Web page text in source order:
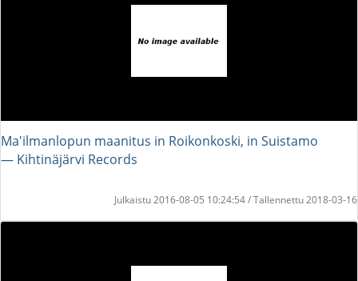
Ma'ilmanlopun maanitus in Roikonkoski, in Suistamo
― Kihtinäjärvi Records
Julkaistu 2016-08-05 10:24:54 / Tallennettu 2018-03-16